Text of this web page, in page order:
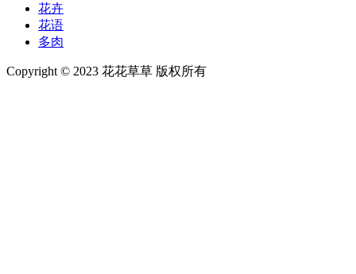
花卉
花语
多肉
Copyright © 2023 花花草草 版权所有